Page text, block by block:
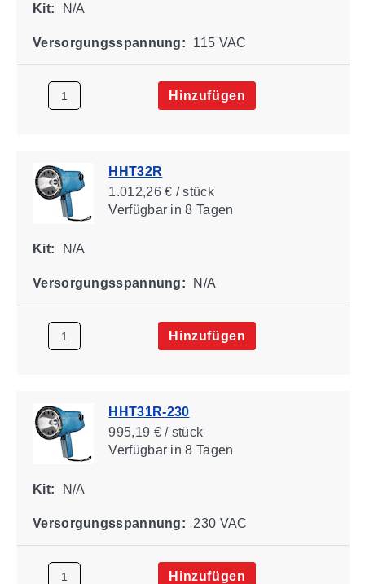
Kit: N/A
Versorgungsspannung: 115 VAC
Hinzufügen
HHT32R
1.012,26 € / stück
Verfügbarin 8 Tagen
Kit: N/A
Versorgungsspannung: N/A
Hinzufügen
HHT31R-230
995,19 € / stück
Verfügbarin 8 Tagen
Kit: N/A
Versorgungsspannung: 230 VAC
Hinzufügen